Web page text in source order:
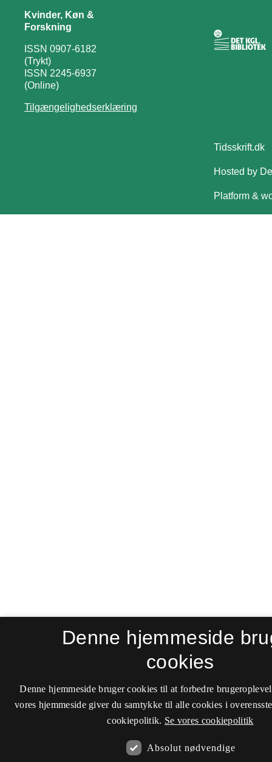
Kvinder, Køn &
Forskning
ISSN 0907-6182
(Trykt)
ISSN 2245-6937
(Online)
Tilgængelighedserklæring
Denne hjemmeside
cookies
Denne hjemmeside bruger cookies til at forbedre
vores hjemmeside giver du samtykke til alle cookies i
cookiepolitik. Se vores cookiepolitik
Absolut nødvendige